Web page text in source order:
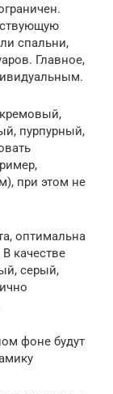
спальни,
Главное,
пурпурный,
при этом не
оптимальна
качестве
серый,
фоне будут